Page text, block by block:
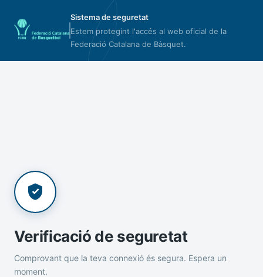
Sistema de seguretat
Estem protegint l'accés al web oficial de la
Federació Catalana de Bàsquet.
Verificació de seguretat
Comprovant que la teva connexió és segura. Espera un
moment.